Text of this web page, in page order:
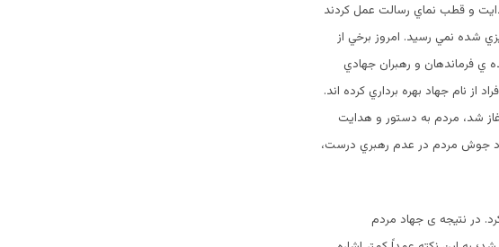
و قطب نماي رسالت عمل كردند
شده نمي رسيد. امروز برخي از
ي فرماندهان و رهبران جهادي
از نام جهاد بهره برداري كرده اند.
شد، مردم به دستور و هدایت
جوش مردم در عدم رهبري درست،
در نتيجه ی جهاد مردم